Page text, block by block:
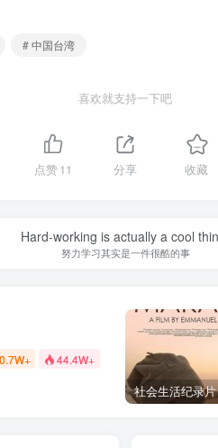
# 中国台湾
喜欢就支持一下吧
点赞11 分享 收藏
Hard-working is actually a cool
努力学习其实是一件很酷的事
44.4W+